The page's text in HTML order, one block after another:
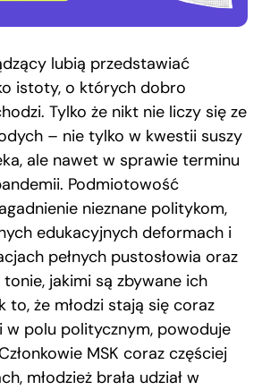
lubią przedstawiać
istoty, o których dobro
Tylko że nikt nie liczy się ze
– nie tylko w kwestii suszy
ale nawet w sprawie terminu
Podmiotowość
nieznane politykom,
edukacyjnych deformach i
pełnych pustosłowia oraz
jakimi są zbywane ich
to, że młodzi stają się coraz
w polu politycznym, powoduje
MSK coraz częściej
młodzież brała udział w